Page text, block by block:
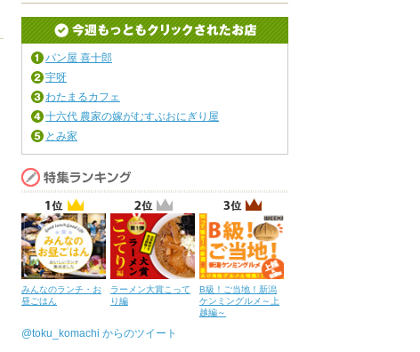
パン屋 喜十郎
宇呀
わたまるカフェ
十六代 農家の嫁がむすぶおにぎり屋
とみ家
みんなのランチ・お
昼ごはん
ラーメン大賞こって
り編
B級！ご当地！新潟
ケンミングルメ～上
越編～
@toku_komachi からのツイート